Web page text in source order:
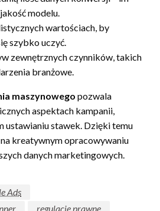
modelu.
wartościach, by
szybko uczyć.
zewnętrznych czynników, takich
branżowe.
maszynowego pozwala
aspektach kampanii,
ustawianiu stawek. Dzięki temu
kreatywnym opracowywaniu
danych marketingowych.
Ads
regulacje prawne